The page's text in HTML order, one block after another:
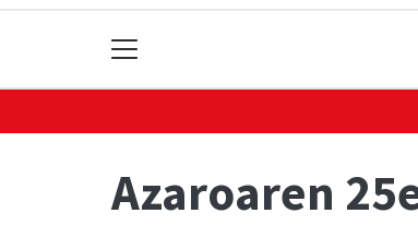
Azaroaren